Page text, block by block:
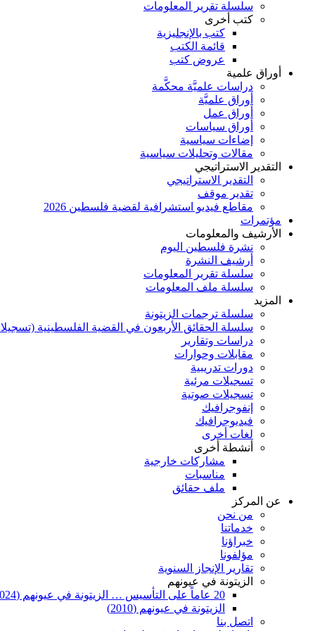
سلسلة تقرير المعلومات
كتب أخرى
كتب بالإنجليزية
قائمة الكتب
عروض كتب
أوراق علمية
دراسات علميَّة محكَّمة
أوراق علميَّة
أوراق عمل
أوراق سياسات
إضاءات سياسية
مقالات وتحليلات سياسية
التقدير الاستراتيجي
التقدير الاستراتيجي
تقدير موقف
مقاطع فيديو استشرافية لقضية فلسطين 2026
مؤتمرات
الأرشيف والمعلومات
نشرة فلسطين اليوم
أرشيف النشرة
سلسلة تقرير المعلومات
سلسلة ملف المعلومات
المزيد
سلسلة ترجمات الزيتونة
سلسلة الحقائق الأربعون في القضية الفلسطينية
دراسات وتقارير
مقابلات وحوارات
دورات تدريبية
تسجيلات مرئية
تسجيلات صوتية
إنفوجرافيك
فيديوجرافيك
لغات أخرى
أنشطة أخرى
مشاركات خارجية
مناسبات
ملف حقائق
عن المركز
من نحن
خدماتنا
خبراؤنا
مؤلفونا
تقارير الإنجاز السنوية
الزيتونة في عيونهم
20 عاماً على التأسيس … الزيتونة في عيونهم (2024)
الزيتونة في عيونهم (2010)
اتصل بنا